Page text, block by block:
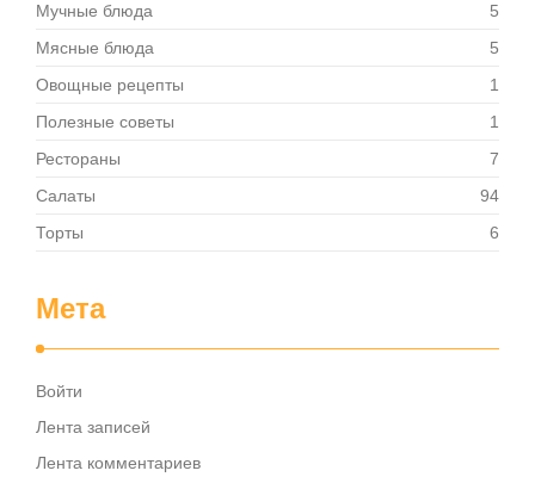
Мучные блюда
5
Мясные блюда
5
Овощные рецепты
1
Полезные советы
1
Рестораны
7
Салаты
94
Торты
6
Мета
Войти
Лента записей
Лента комментариев